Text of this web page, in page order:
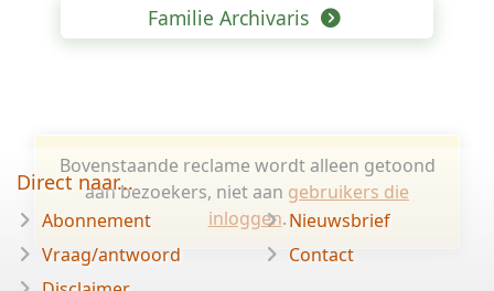
Familie Archivaris
Bovenstaande reclame wordt alleen getoond
aan bezoekers, niet aan gebruikers die
inloggen.
Direct naar...
Abonnement
Vraag/antwoord
Nieuwsbrief
Contact